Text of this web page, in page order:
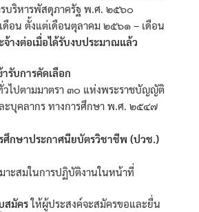
รบริหารพัสดุภาครัฐ พ.ศ. ๒๕๖๐
ดือน ตั้งแต่เดือนตุลาคม ๒๕๖๑ – เดือน
จ้างต่อเมื่อได้รับงบประมาณแล้ว
รับการคัดเลือก
ปตามมาตรา ๓๐ แห่งพระราชบัญญัติ
ะบุคลากร ทางการศึกษา พ.ศ. ๒๕๔๗
ศึกษาประกาศนียบัตรวิชาชีพ (ปวช.)
ะสมในการปฏิบัติงานในหน้าที่
สมัครให้ผู้ประสงค์จะสมัครขอและยื่น